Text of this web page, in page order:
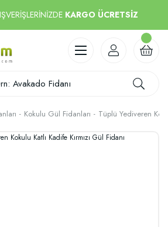
KARGO ÜCRETSİZ
Kokulu Gül Fidanları Tüplü Yediveren